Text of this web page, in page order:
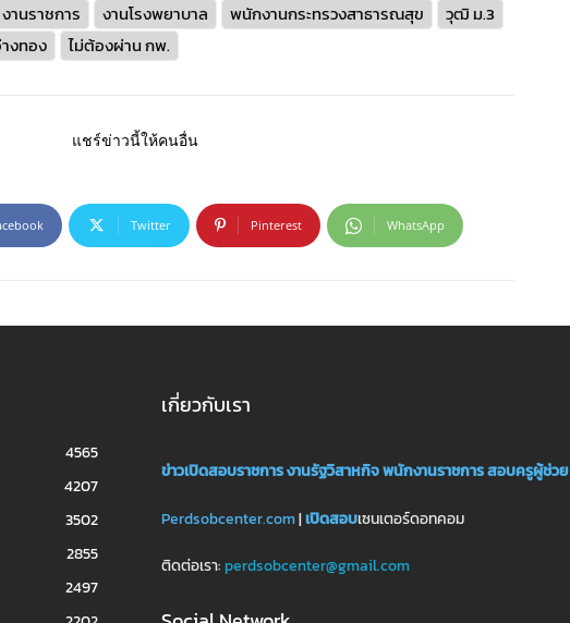
งานราชการ งานโรงพยาบาล พนักงานกระทรวงสาธารณสุข
วุฒิ ม.3
งทอง ไม่ต้องผ่าน กพ.
แชร์ข่าวนี้ให้คนอื่น
Twitter Pinterest WhatsApp
4565
4207
3502
2855
2497
เกี่ยวกับเรา
ข่าวเปิดสอบราชการงานรัฐวิสาหกิจพนักงานราชการสอบครูผู้ช่วย
Perdsobcenter.com|เปิดสอบเซนเตอร์ดอทคอม
ติดต่อเรา: perdsobcenter@gmail.com